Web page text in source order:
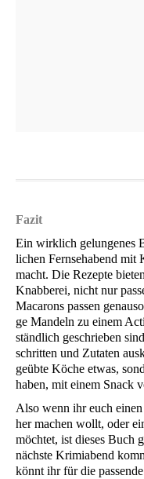
Fazit
Ein wirk­lich gelun­ge­nes
li­chen Fern­seh­abend mit
macht. Die Rezep­te
Knab­be­rei, nicht nur
Mac­a­rons pas­sen
ge Man­deln zu einem
ständ­lich geschrie­ben
schrit­ten und Zuta­ten
geüb­te Köche etwas,
haben, mit einem Snack
Also wenn ihr euch
her machen wollt, oder
möch­tet, ist die­ses Buch
nächs­te Kri­mi­abend
könnt ihr für die